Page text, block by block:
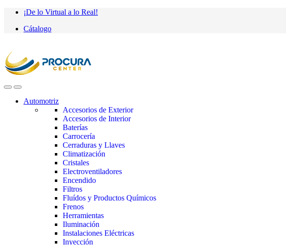
Saltar
navegación
saltar
contenido
¡De lo Virtual a lo Real!
Cátalogo
Automotriz
Accesorios de Exterior
Accesorios de Interior
Baterías
Carrocería
Cerraduras y Llaves
Climatización
Cristales
Electroventiladores
Encendido
Filtros
Fluídos y Productos Químicos
Frenos
Herramientas
Iluminación
Instalaciones Eléctricas
Inyección